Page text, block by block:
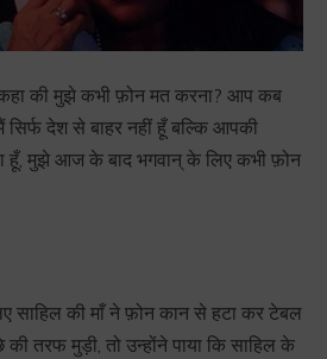
की मुझे कभी फ़ोन मत करना? आप कब
सिर्फ देश से बाहर नहीं हूँ बल्कि आपकी
हूँ, मुझे आज के बाद भगवान् के लिए कभी फ़ोन
की माँ ने फ़ोन कान से हटा कर टेबल
तरफ मुड़ी, तो उन्होंने पाया कि साहिल के